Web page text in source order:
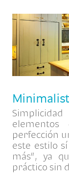
perfección
este estilo
más”, ya
práctico sin